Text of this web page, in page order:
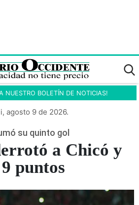
NUESTRO BOLETÍN DE NOTICIAS!
agosto 9 de 2026.
su quinto gol
a Chicó y
puntos